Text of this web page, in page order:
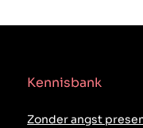
Kennisbank
Zonder angst